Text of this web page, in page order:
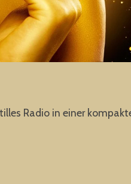
Radio in einer